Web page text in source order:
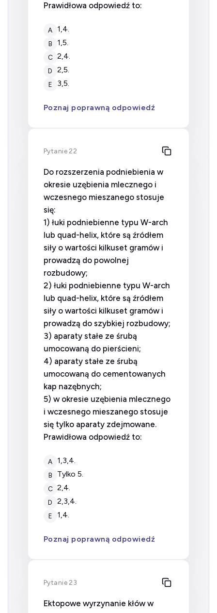
Prawidłowa odpowiedź to:
A 1,4.
B 1,5.
C 2,4.
D 2,5.
E 3,5.
Poznaj poprawną odpowiedź
Pytanie 22
Do rozszerzenia podniebienia w
okresie uzębienia mlecznego i
wczesnego mieszanego stosuje
się:
1) łuki podniebienne typu W-arch
lub quad-helix, które są źródłem
siły o wartości kilkuset gramów i
prowadzą do powolnej
rozbudowy;
2) łuki podniebienne typu W-arch
lub quad-helix, które są źródłem
siły o wartości kilkuset gramów i
prowadzą do szybkiej rozbudowy;
3) aparaty stałe ze śrubą
umocowaną do pierścieni;
4) aparaty stałe ze śrubą
umocowaną do cementowanych
kap nazębnych;
5) w okresie uzębienia mlecznego
i wczesnego mieszanego stosuje
się tylko aparaty zdejmowane.
Prawidłowa odpowiedź to:
A 1,3,4.
B tylko 5.
C 2,4.
D 2,3,4.
E 1,4.
Poznaj poprawną odpowiedź
Pytanie 23
Ektopowe wyrzynanie kłów w